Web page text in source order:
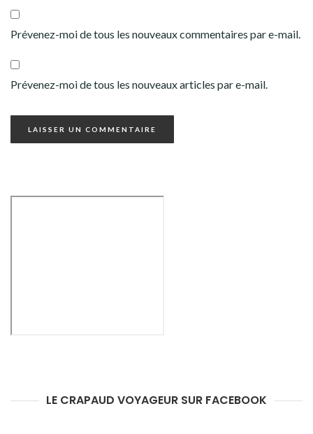
Prévenez-moi de tous les nouveaux commentaires par e-mail.
Prévenez-moi de tous les nouveaux articles par e-mail.
LE CRAPAUD VOYAGEUR SUR FACEBOOK